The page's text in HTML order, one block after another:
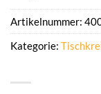
Artikelnummer:
Kategorie: